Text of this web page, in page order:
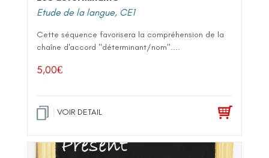
Etude de la langue, CE1
Cette séquence favorisera la compréhension de la
chaîne d'accord "déterminant/nom"....
5,00€
VOIR DETAIL